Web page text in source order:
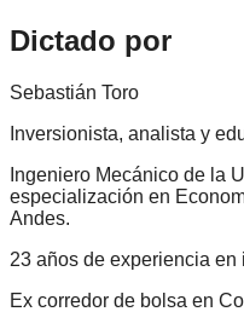
Dictado por
Sebastián Toro
Inversionista, analista y
Ingeniero Mecánico de la
especialización en
Andes.
23 años de experiencia en
Ex corredor de bolsa en